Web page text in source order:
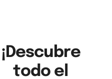
¡Descubre
todo el